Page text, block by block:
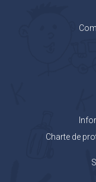
Charte de